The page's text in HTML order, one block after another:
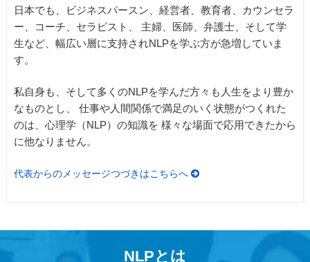
日本でも、ビジネスパースン、経営者、教育者、カウンセラ
ー、コーチ、セラピスト、
主婦、医師、弁護士、そして学
生など、幅広い層に支持されNLPを学ぶ方が急増していま
す。
私自身も、そして多くのNLPを学んだ方々も人生をより豊か
なものとし、
仕事や人間関係で満足のいく状態がつくれた
のは、心理学（NLP）の知識を 様々な場面で応用できたから
に他なりません。
代表からのメッセージつづきはこちらへ
NLPとは